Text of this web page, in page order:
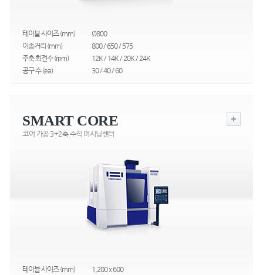
테이블 사이즈 (mm)
Ø800
이송거리 (mm)
800 / 650 / 575
주축 회전수 (rpm)
12K / 14K / 20K / 24K
공구 수 (ea)
30 / 40 / 60
SMART CORE
코어 가공 3+2축 수직 머시닝센터
테이블 사이즈 (mm)
1,200 x 600